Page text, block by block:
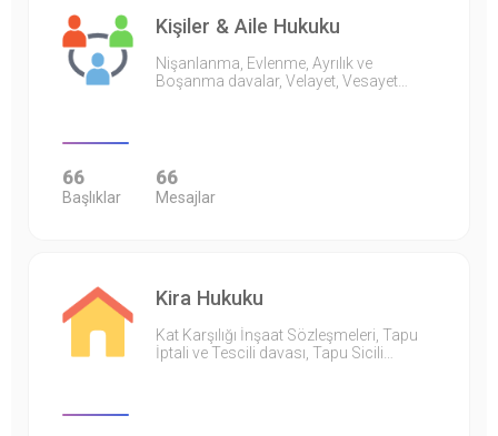
Kişiler & Aile Hukuku
Nişanlanma, Evlenme, Ayrılık ve
Boşanma davalar, Velayet, Vesayet…
66
Başlıklar
66
Mesajlar
Kira Hukuku
Kat Karşılığı İnşaat Sözleşmeleri, Tapu
İptali ve Tescili davası, Tapu Sicili…